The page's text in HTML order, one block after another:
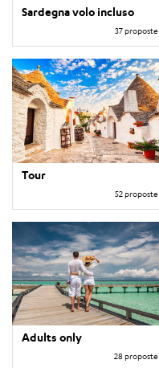
Sardegna volo incluso
37 proposte
Tour
52 proposte
Adults only
28 proposte